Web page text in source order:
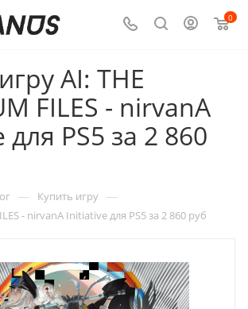
0
AI: THE
FILES - nirvanA
PS5 за 2 860
— Купить игру —
- nirvanA Initiative для PS5 за 2 860 руб